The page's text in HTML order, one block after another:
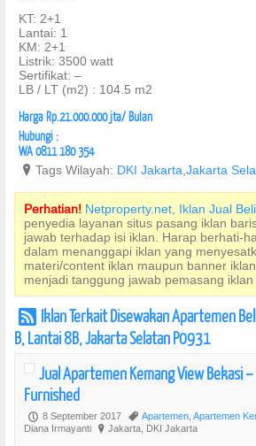
KT: 2+1
Lantai: 1
KM: 2+1
Listrik: 3500 watt
Sertifikat: –
LB / LT (m2) : 104.5 m2
Harga Rp.21.000.000 jta/ Bulan
Hubungi :
WA 0811 180 354
? Tags Wilayah: DKI Jakarta Jakarta
Perhatian! Netproperty.net, Iklan Jual
penyedia layanan situs pasang iklan
jawab terhadap isi iklan. Harap berhati-
dalam menanggapi iklan yang
materi/content iklan maupun banner
menjadi tanggung jawab pemasang iklan
r Iklan Terkait Disewakan Apartemen
B, Lantai 8B, Jakarta Selatan P0931
Jual Apartemen Kemang View Bekasi
Furnished
P 8 September 2017 , Apartemen, Apartemen
Diana Irmayanti ? Jakarta, DKI Jakarta